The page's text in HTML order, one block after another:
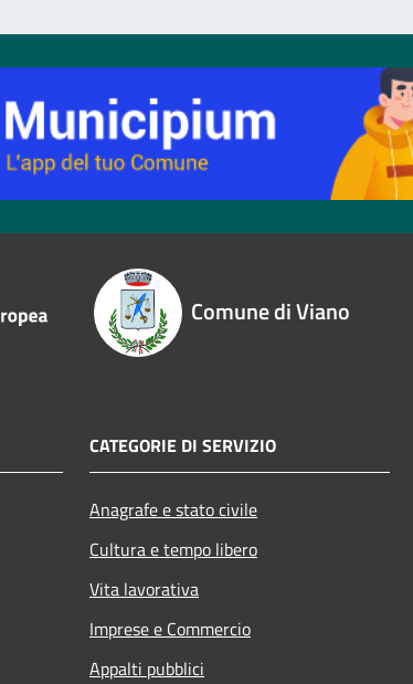
Comune di Viano
CATEGORIE DI SERVIZIO
Anagrafe e stato civile
Cultura e tempo libero
Vita lavorativa
Imprese e Commercio
Appalti pubblici